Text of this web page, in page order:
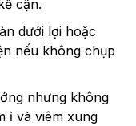
cận.
dưới lợi hoặc
nếu không chụp
nhưng không
ỉ và viêm xung